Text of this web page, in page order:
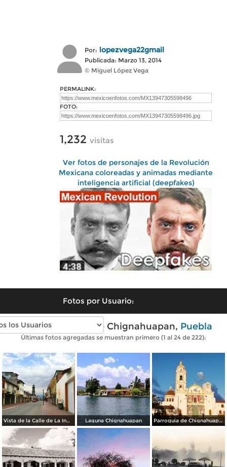
Por: lopezvega22gmail
Publicada: Marzo 13, 2014
© Miguel López Vega
PERMALINK:
FOTO:
1,232 visitas
Ver fotos de personajes de la Revolución
Mexicana coloreadas y animadas mediante
inteligencia artificial (deepfakes)
Fotos por Usuario:
Fotos modernas de Chignahuapan, Puebla
Últimas fotos agregadas se muestran primero (1 al 24 de 222):
Vista de la Calle de La Inmaculada en Semana Santa 2020. Laguna Chignahuapan Parroquia de Chignahuapan